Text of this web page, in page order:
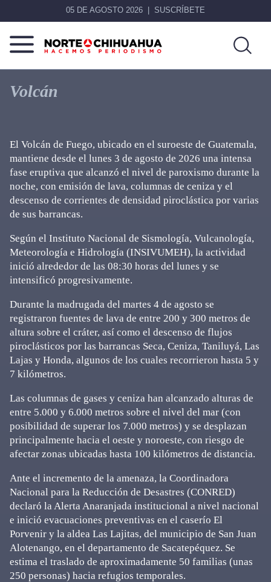
05 DE AGOSTO 2026 SUSCRÍBETE
Norte
De
Chihuahua
Más
que
noticias,
Volcán
El Volcán de Fuego, ubicado en el suroeste de Guatemala,
mantiene desde el lunes 3 de agosto de 2026 una intensa
fase eruptiva que alcanzó el nivel de paroxismo durante la
noche, con emisión de lava, columnas de ceniza y el
descenso de corrientes de densidad piroclástica por varias
de sus barrancas.
Según el Instituto Nacional de Sismología, Vulcanología,
Meteorología e Hidrología (INSIVUMEH), la actividad
inició alrededor de las 08:30 horas del lunes y se
intensificó progresivamente.
Durante la madrugada del martes 4 de agosto se
registraron fuentes de lava de entre 200 y 300 metros de
altura sobre el cráter, así como el descenso de flujos
piroclásticos por las barrancas Seca, Ceniza, Taniluyá, Las
Lajas y Honda, algunos de los cuales recorrieron hasta 5 y
7 kilómetros.
Las columnas de gases y ceniza han alcanzado alturas de
entre 5.000 y 6.000 metros sobre el nivel del mar (con
posibilidad de superar los 7.000 metros) y se desplazan
principalmente hacia el oeste y noroeste, con riesgo de
afectar zonas ubicadas hasta 100 kilómetros de distancia.
Ante el incremento de la amenaza, la Coordinadora
Nacional para la Reducción de Desastres (CONRED)
declaró la Alerta Anaranjada institucional a nivel nacional
e inició evacuaciones preventivas en el caserío El
Porvenir y la aldea Las Lajitas, del municipio de San Juan
Alotenango, en el departamento de Sacatepéquez. Se
estima el traslado de aproximadamente 50 familias (unas
250 personas) hacia refugios temporales.